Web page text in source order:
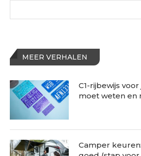
MEER VERHALEN
C1-rijbewijs
moet weten en
Camper